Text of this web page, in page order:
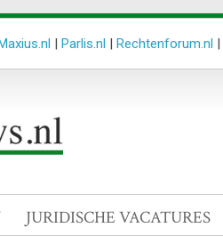
| Parlis.nl | Rechtenforum.nl |
JURIDISCHE VACATURES